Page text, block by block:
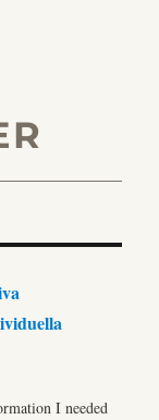
I needed